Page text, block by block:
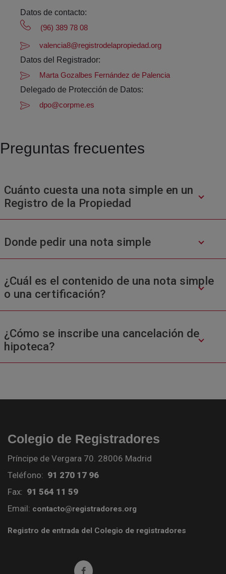
Datos de contacto:
(96) 389 78 08
valencia8@registrodelapropiedad.org
Datos del Registrador:
Marta Gozalbes Fernández de Palencia
Delegado de Protección de Datos:
dpo@corpme.es
Preguntas frecuentes
Cuánto cuesta una nota simple en un
Registro de la Propiedad
Donde pedir una nota simple
¿Cuál es el contenido de una nota simple
o una certificación?
¿Cómo se inscribe una cancelación de
hipoteca?
Colegio de Registradores
Príncipe de Vergara 70. 28006 Madrid
Teléfono: 91 270 17 96
Fax: 91 564 11 59
Email: contacto@registradores.org
Registro de entrada del Colegio de registradores
Ir a facebook (abre en ventana nueva)